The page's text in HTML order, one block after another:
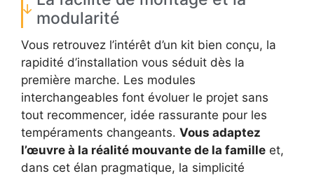
modularité
Vous retrouvez l’intérêt d’un kit bien conçu, la
rapidité d’installation vous séduit dès la
première marche. Les modules
interchangeables font évoluer le projet sans
tout recommencer, idée rassurante pour les
tempéraments changeants. Vous adaptez
l’œuvre à la réalité mouvante de la famille et,
dans cet élan pragmatique, la simplicité